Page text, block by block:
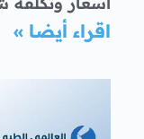
اقراء أيضا »